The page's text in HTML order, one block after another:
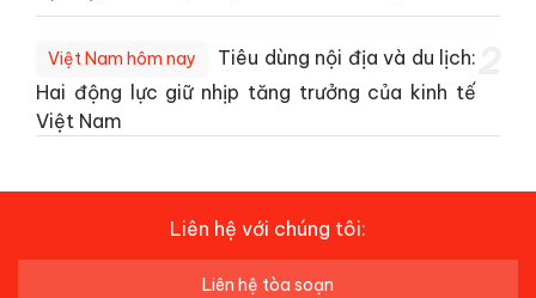
Việt Nam hôm nay
Tiêu dùng nội địa và du lịch:
Hai động lực giữ nhịp tăng trưởng của kinh tế
Việt Nam
Liên hệ với chúng tôi:
Liên hệ tòa soạn